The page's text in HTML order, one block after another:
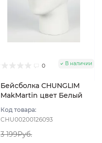
0 В наличии
Бейсболка CHUNGLIM
MakMartin цвет Белый
Код товара:
CHU00200126093
3 199Руб.